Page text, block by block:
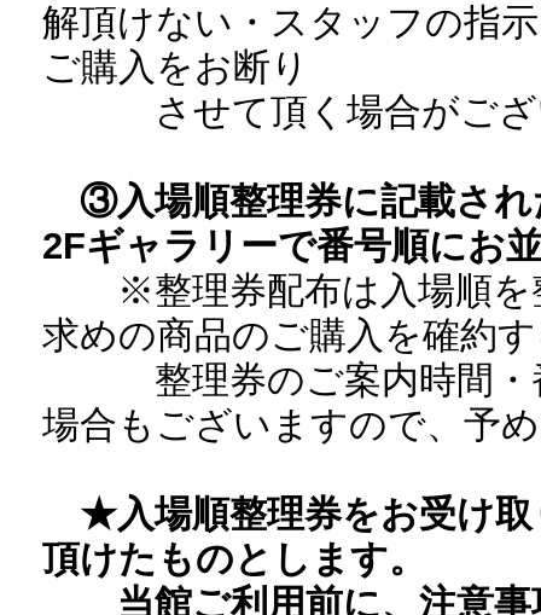
解頂けない・スタッフの指
ご購入をお断り
させて頂く場合がござ
③入場順整理券に記載さ
2Fギャラリーで番号順にお
※整理券配布は入場順を
求めの商品のご購入を確約
整理券のご案内時間・番
場合もございますので、予
★入場順整理券をお受け取
頂けたものとします。
当館ご利用前に、注意事